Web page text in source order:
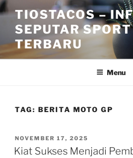
Skip
to
content
TIOSTACOS –
SEPUTAR
TERBARU
Menu
TAG: BERITA MOTO GP
POSTED
ON
NOVEMBER 17, 2025
Kiat Sukses Menjadi